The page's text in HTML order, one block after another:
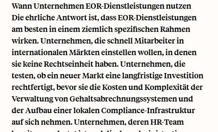
Wann Unternehmen EOR-Dienstleistungen nutzen
Die ehrliche Antwort ist, dass EOR-Dienstleistungen
am besten in einem ziemlich spezifischen Rahmen
wirken. Unternehmen, die schnell Mitarbeiter in
internationalen Märkten einstellen wollen, in denen
sie keine Rechtseinheit haben. Unternehmen, die
testen, ob ein neuer Markt eine langfristige Investition
rechtfertigt, bevor sie die Kosten und Komplexität der
Verwaltung von Gehaltsabrechnungssystemen und
der Aufbau einer lokalen Compliance-Infrastruktur
auf sich nehmen. Unternehmen, deren HR-Team